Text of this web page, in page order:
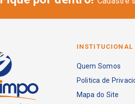
INSTITUCIONAL
Quem Somos
Politica de
Mapa do Site